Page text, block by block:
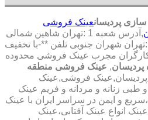
پردیسانعینک فروشی
,آدرس شعبه 1 :تهران شاهین شمالی
بیست متری گلستان شعبه 2 :تهران شهران جنوبی تلفن **-با تخفیف
کارگران مجرب عینک فروشی محدوده
, عینک فروشی منطقه
فروشی,عینک
طبی زنانه و مردانه و فریم عینک
و ایمن در سراسر ایران با عینک
انواع عینک آفتابی،عینک